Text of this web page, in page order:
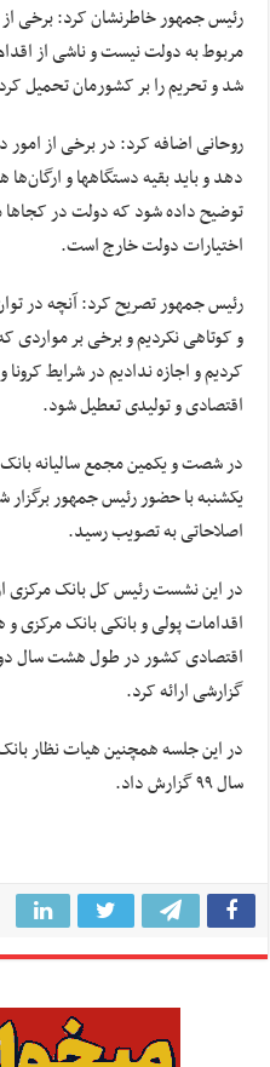
رئیس جمهور خاطرنشان کرد: برخی
مربوط به دولت نیست و ناشی از
شد و تحریم را بر کشورمان تحمیل
روحانی اضافه کرد: در برخی از امور
دهد و باید بقیه دستگاهها و ارگان‌ها
توضیح داده شود که دولت در کجاها
اختیارات دولت خارج است.
رئیس جمهور تصریح کرد: آنچه در
و کوتاهی نکردیم و برخی بر مواردی
کردیم و اجازه ندادیم در شرایط
اقتصادی و تولیدی تعطیل شود.
در شصت و یکمین مجمع سالیانه
یکشنبه با حضور رئیس جمهور
اصلاحاتی به تصویب رسید.
در این نشست رئیس کل بانک مرکزی
اقدامات پولی و بانکی بانک
گزارشی ارائه کرد.
در این جلسه همچنین هیات نظار
سال ۹۹ گزارش داد.